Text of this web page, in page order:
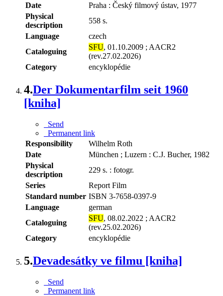
Date
Praha : Český filmový ústav, 1977
Physical
description
558 s.
Language
czech
Cataloguing
SFU, 01.10.2009 ; AACR2
(rev.27.02.2026)
Category
encyklopédie
4.Der Dokumentarfilm seit 1960
[kniha]
Send
Permanent link
Responsibility
Wilhelm Roth
Date
München ; Luzern : C.J. Bucher, 1982
Physical
description
229 s. : fotogr.
Series
Report Film
Standard number ISBN 3-7658-0397-9
Language
german
Cataloguing
SFU, 08.02.2022 ; AACR2
(rev.25.02.2026)
Category
encyklopédie
5.Devadesátky ve filmu [kniha]
Send
Permanent link